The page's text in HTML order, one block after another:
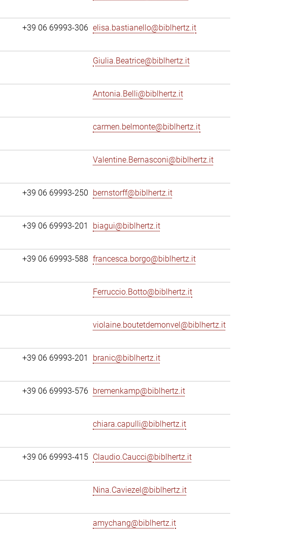
+39 06 69993-306 elisa.bastianello@biblhertz.it
Giulia.Beatrice@biblhertz.it
Antonia.Belli@biblhertz.it
carmen.belmonte@biblhertz.it
Valentine.Bernasconi@biblhertz.it
+39 06 69993-250 bernstorff@biblhertz.it
+39 06 69993-201 biagui@biblhertz.it
+39 06 69993-588 francesca.borgo@biblhertz.it
Ferruccio.Botto@biblhertz.it
violaine.boutetdemonvel@biblhertz.it
+39 06 69993-201 branic@biblhertz.it
+39 06 69993-576 bremenkamp@biblhertz.it
chiara.capulli@biblhertz.it
+39 06 69993-415 Claudio.Caucci@biblhertz.it
Nina.Caviezel@biblhertz.it
amychang@biblhertz.it